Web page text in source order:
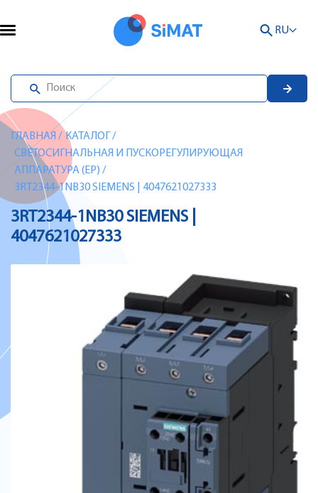
RU
ГЛАВНАЯ / КАТАЛОГ /
СВЕТОСИГНАЛЬНАЯ И ПУСКОРЕГУЛИРУЮЩАЯ
АППАРАТУРА (EP) /
3RT2344-1NB30 SIEMENS | 4047621027333
3RT2344-1NB30 SIEMENS |
4047621027333